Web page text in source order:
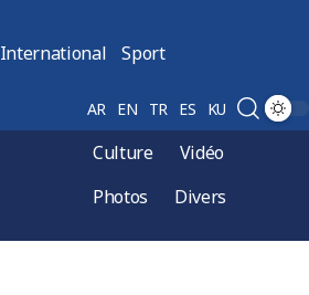
International Sport
AR EN TR ES KU
Culture
Vidéo
Photos
Divers